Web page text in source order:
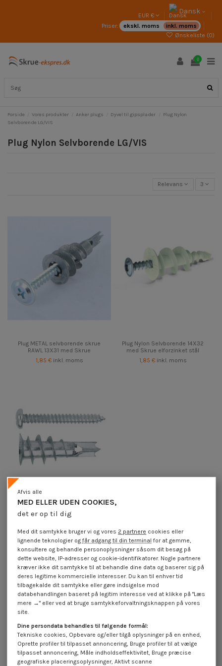
EUR € Dansk
Priser: ekskl. moms
inkl. moms
Ønskeliste (0)
0
Forside Vores produkter Anker plugs Dyvel til gipsplader
Plug Nylon
Selvborende LG/VIS
Plug Nylon Selvborende LG/VIS
Relevans 3
Plug METAL selvborende skrue
RAWL 13X31 med Skrue
1,85 € inkl. moms
Plug Nylon Selvborende 14X32
med Skrue elforzinket stål
1,85 € inkl. moms
Plug METAL selvborende skrue
zink legering 12X32 med Skrue
1,85 €inkl. moms
Plug Nylon Selvborende LG/VIS
45.000+ referencer på lager
Det bredeste udvalg på internettet
MED ELLER UDEN COOKIES,
det er op til dig
Afvis alle
Med dit samtykke bruger vi og vores 2 partnere cookies eller
lignende teknologier ogfår adgang til din terminal for at gemme,
konsultere og behandle personoplysninger såsom dit besøg på
dette website, IP-adresser og cookie-identifikatorer. Nogle partnere
kræver ikke dit samtykke til at behandle dine data og baserer sig på
deres legitime kommercielle interesser. Du kan til enhver tid
tilbagekalde dit samtykke eller gøre indsigelse mod
databehandlingen baseret på legitim interesse ved at klikke på "Læs
mere →" eller ved at bruge samtykkeforvaltningsknappen på vores
site.
Dine persondata behandles til følgende formål:
Tekniske cookies, Opbevare og/eller tilgå oplysninger på en enhed,
Oprette profiler til tilpasset annoncering, Bruge profiler til at vælge
tilpasset annoncering, Måle indholdseffektivitet, Bruge præcise
geografiske placeringsoplysninger, Aktivt scanne